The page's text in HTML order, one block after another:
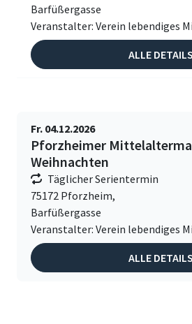
Barfüßergasse
Veranstalter: Verein lebendiges
ALLE DETAILS
Fr. 04.12.2026
Pforzheimer
Weihnachten
Täglicher Serientermin
75172 Pforzheim,
Barfüßergasse
Veranstalter: Verein lebendiges
ALLE DETAILS